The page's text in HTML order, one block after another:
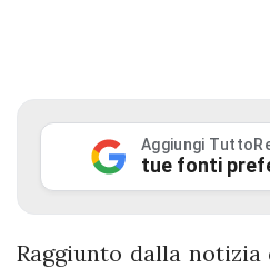
Aggiungi
tue fonti
Raggiunto dalla